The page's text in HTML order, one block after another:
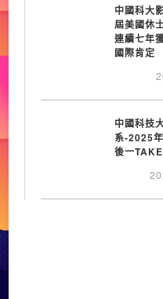
中國科大
屆美國休
連續七年
國際肯定
中國科技
系-2025
後一TAKE